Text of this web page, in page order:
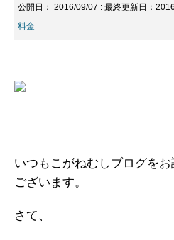
公開日： 2016/09/07 : 最終更新日：
料金
いつもこがねむしブログを
ございます。
さて、